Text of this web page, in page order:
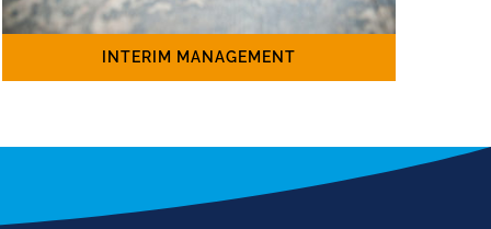
INTERIM MANAGEMENT